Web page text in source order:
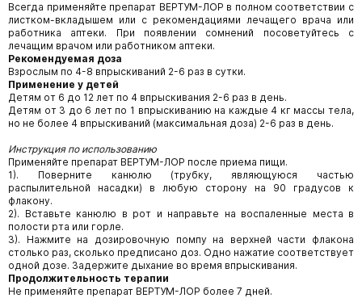
Всегда применяйте препарат ВЕРТУМ-ЛОР в полном соответствии с
листком-вкладышем или с рекомендациями лечащего врача или
работника аптеки. При появлении сомнений посоветуйтесь с
лечащим врачом или работником аптеки.
Рекомендуемая доза
Взрослым по 4-8 впрыскиваний 2-6 раз в сутки.
Применение у детей
Детям от 6 до 12 лет по 4 впрыскивания 2-6 раз в день.
Детям от 3 до 6 лет по 1 впрыскиванию на каждые 4 кг массы тела,
но не более 4 впрыскиваний (максимальная доза) 2-6 раз в день.
Инструкция по использованию
Применяйте препарат ВЕРТУМ-ЛОР после приема пищи.
1). Поверните канюлю (трубку, являющуюся частью
распылительной насадки) в любую сторону на 90 градусов к
флакону.
2). Вставьте канюлю в рот и направьте на воспаленные места в
полости рта или горле.
3). Нажмите на дозировочную помпу на верхней части флакона
столько раз, сколько предписано доз. Одно нажатие соответствует
одной дозе. Задержите дыхание во время впрыскивания.
Продолжительность терапии
Не применяйте препарат ВЕРТУМ-ЛОР более 7 дней.